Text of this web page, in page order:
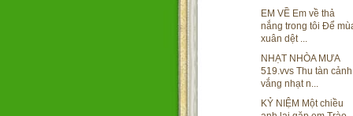
EM VỀ Em về thả
nắng trong tôi Để
xuân dệt ...
NHẠT NHÒA MƯA
519.vvs Thu tàn cảnh
vắng nhạt n...
KỶ NIỆM Một chiều